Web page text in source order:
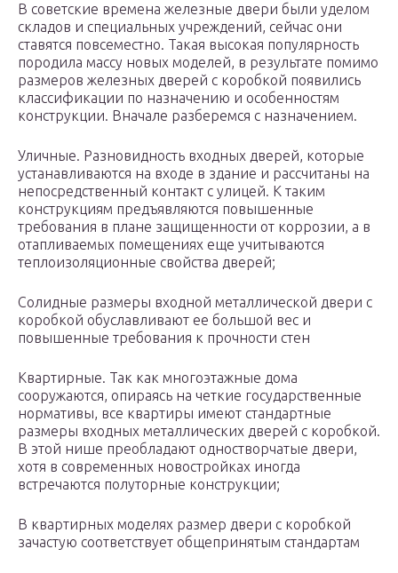
В советские времена железные двери были уделом
складов и специальных учреждений, сейчас они
ставятся повсеместно. Такая высокая популярность
породила массу новых моделей, в результате помимо
размеров железных дверей с коробкой появились
классификации по назначению и особенностям
конструкции. Вначале разберемся с назначением.
Уличные. Разновидность входных дверей, которые
устанавливаются на входе в здание и рассчитаны на
непосредственный контакт с улицей. К таким
конструкциям предъявляются повышенные
требования в плане защищенности от коррозии, а в
отапливаемых помещениях еще учитываются
теплоизоляционные свойства дверей;
Солидные размеры входной металлической двери с
коробкой обуславливают ее большой вес и
повышенные требования к прочности стен
Квартирные. Так как многоэтажные дома
сооружаются, опираясь на четкие государственные
нормативы, все квартиры имеют стандартные
размеры входных металлических дверей с коробкой.
В этой нише преобладают одностворчатые двери,
хотя в современных новостройках иногда
встречаются полуторные конструкции;
В квартирных моделях размер двери с коробкой
зачастую соответствует общепринятым стандартам